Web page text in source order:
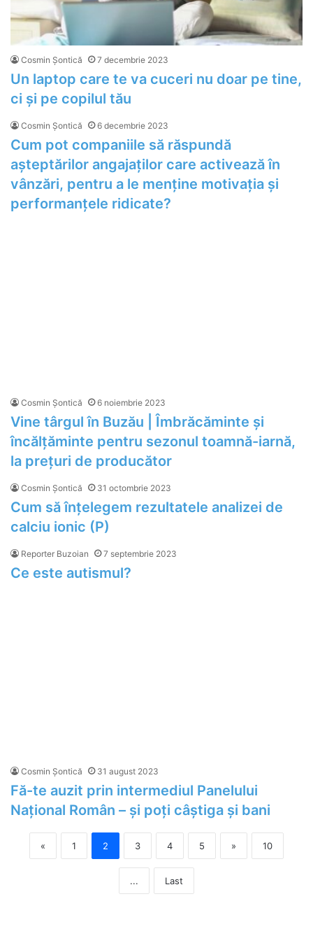
Cosmin Șontică 7 decembrie 2023
Un laptop care te va cuceri nu doar pe tine,
ci și pe copilul tău
Cosmin Șontică 6 decembrie 2023
Cum pot companiile să răspundă
așteptărilor angajaților care activează în
vânzări, pentru a le menține motivația și
performanțele ridicate?
Cosmin Șontică 6 noiembrie 2023
Vine târgul în Buzău | Îmbrăcăminte și
încălțăminte pentru sezonul toamnă-iarnă,
la prețuri de producător
Cosmin Șontică 31 octombrie 2023
Cum să înțelegem rezultatele analizei de
calciu ionic (P)
Reporter Buzoian 7 septembrie 2023
Ce este autismul?
Cosmin Șontică 31 august 2023
Fă-te auzit prin intermediul Panelului
Național Român – și poți câștiga și bani
« 1 2 3 4 5 » 10
... Last